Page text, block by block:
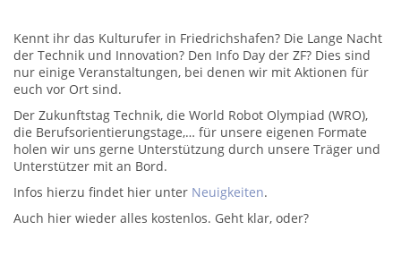
Kennt ihr das Kulturufer in Friedrichshafen? Die Lange Nacht
der Technik und Innovation? Den Info Day der ZF? Dies sind
nur einige Veranstaltungen, bei denen wir mit Aktionen für
euch vor Ort sind.
Der Zukunftstag Technik, die World Robot Olympiad (WRO),
die Berufsorientierungstage,… für unsere eigenen Formate
holen wir uns gerne Unterstützung durch unsere Träger und
Unterstützer mit an Bord.
Infos hierzu findet hier unter Neuigkeiten.
Auch hier wieder alles kostenlos. Geht klar, oder?